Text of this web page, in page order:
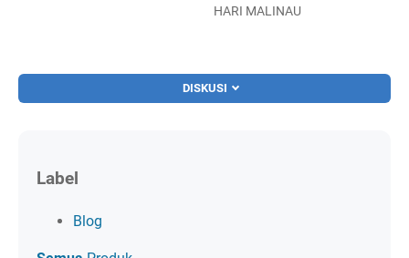
HARI MALINAU
DISKUSI
Label
Blog